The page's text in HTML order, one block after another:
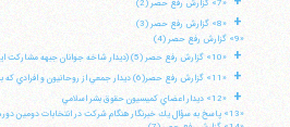
«7» گزارش رفع حصر (2)
+
«8» گزارش رفع حصر (3)
«9» گزارش رفع حصر (4)
+ «10» گزارش رفع حصر (5) (ديدار شاخه جوانان جبهه مشاركت ايران اسلامي)
+ «11» گزارش رفع حصر(6) ديدار جمعي از روحانيون و افرادي كه به دليل فعاليتهاي سياسي زنداني شده بودند.
+
«12» ديدار اعضاي كميسيون حقوق بشر اسلامي
«13» پاسخ به سؤال يك خبرنگار هنگام شركت در انتخابات دومين دوره شوراهاياسلامي شهر و روستا